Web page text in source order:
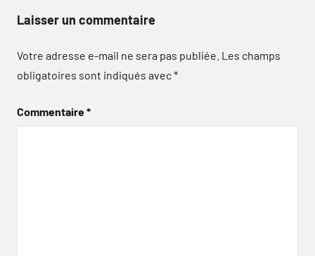
Laisser un commentaire
Votre adresse e-mail ne sera pas publiée. Les champs
obligatoires sont indiqués avec*
Commentaire*